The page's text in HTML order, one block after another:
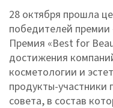
28 октября прошла
победителей
Премия «Best for
достижения
косметологии и
продукты-участники
совета, в состав